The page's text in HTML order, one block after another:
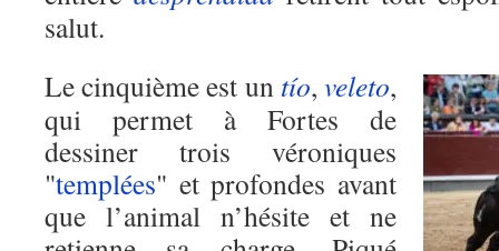
salut.
Le cinquième est un tío,veleto,
qui permet à Fortes de
dessiner trois véroniques
"templées" et profondes avant
que l’animal n’hésite et ne